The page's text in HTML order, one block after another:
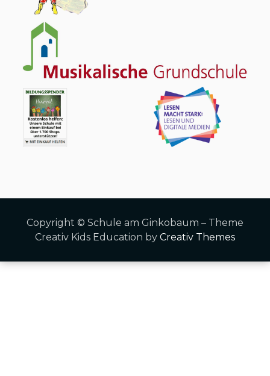
Copyright © Schule am Ginkobaum – Theme
Creativ Kids Education by Creativ Themes